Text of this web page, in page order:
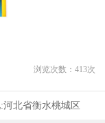
浏览次数： 413次
河北省衡水桃城区